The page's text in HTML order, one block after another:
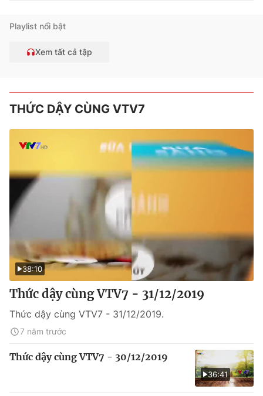
Playlist nổi bật
Xem tất cả tập
THỨC DẬY CÙNG VTV7
38:10
Thức dậy cùng VTV7 - 31/12/2019
Thức dậy cùng VTV7 - 31/12/2019.
7 năm trước
36:41
Thức dậy cùng VTV7 - 30/12/2019